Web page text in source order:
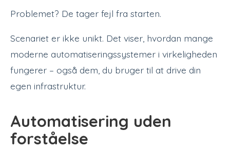
Problemet? De tager fejl fra starten.
Scenariet er ikke unikt. Det viser, hvordan mange
moderne automatiseringssystemer i virkeligheden
fungerer – også dem, du bruger til at drive din
egen infrastruktur.
Automatisering uden
forståelse